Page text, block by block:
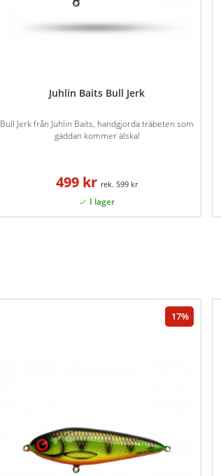
Juhlin Baits Bull Jerk
Bull Jerk från Juhlin Baits, handgjorda träbeten som
gäddan kommer älska!
499 kr 599 kr
17